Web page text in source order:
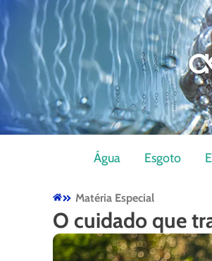
Água Esgoto
Matéria Especial
O cuidado que